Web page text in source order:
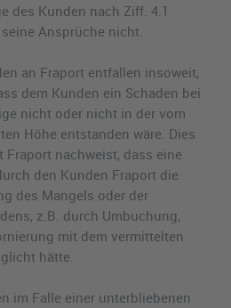
des Kunden nach Ziff. 4.1
Ansprüche nicht.
an Fraport entfallen insoweit,
dem Kunden ein Schaden bei
nicht oder nicht in der vom
Höhe entstanden wäre. Dies
nachweist, dass eine
den Kunden Fraport die
des Mangels oder der
z.B. durch Umbuchung,
mit dem vermittelten
hätte.
im Falle einer unterbliebenen